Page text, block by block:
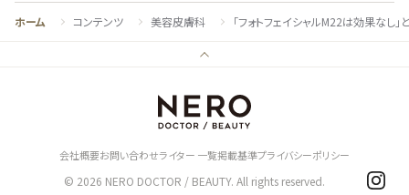
ホーム コンテンツ 美容皮膚科 「フォトフェイシャルM22は効果なし
会社概要お問い合わせライター 一覧掲載基準プライバシーポリシー
© 2026 NERO DOCTOR / BEAUTY. All rights reserved.